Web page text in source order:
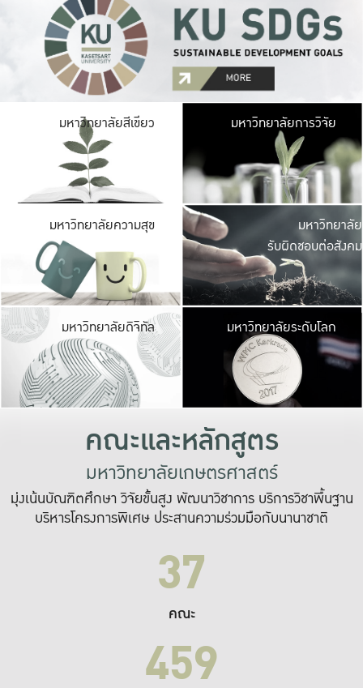
มหาวิทยาลัยสีเขียว มหาวิ
มีพื้นที่เขียวสดใส
เป็นป่าในเมือง เกษต
มหาวิทยาลัยการวิจัย
มหาวิทยาลัยความสุข มหาวิ
ค
เปิดประ
และพบเรื่องราวใ
มหาวิทยาลัย
รับผิดชอบต่อสังคม
มหาวิทยาลัยดิจิทัล มหาวิ
เปลี่ยนแปลง แล
เพื่อทำง
ระบบสารสนเทศ
มหาวิทยาลัยระดับโลก
คณะและหลักสูตร
มหาวิทยาลัยเกษตรศาสตร์
มุ่งเน้นบัณฑิตศึกษา วิจัยขั้นสูง พัฒนาวิชาการ บริการวิชาพื้นฐาน
บริหารโครงการพิเศษ ประสานความร่วมมือกับนานาชาติ
37
คณะ
459